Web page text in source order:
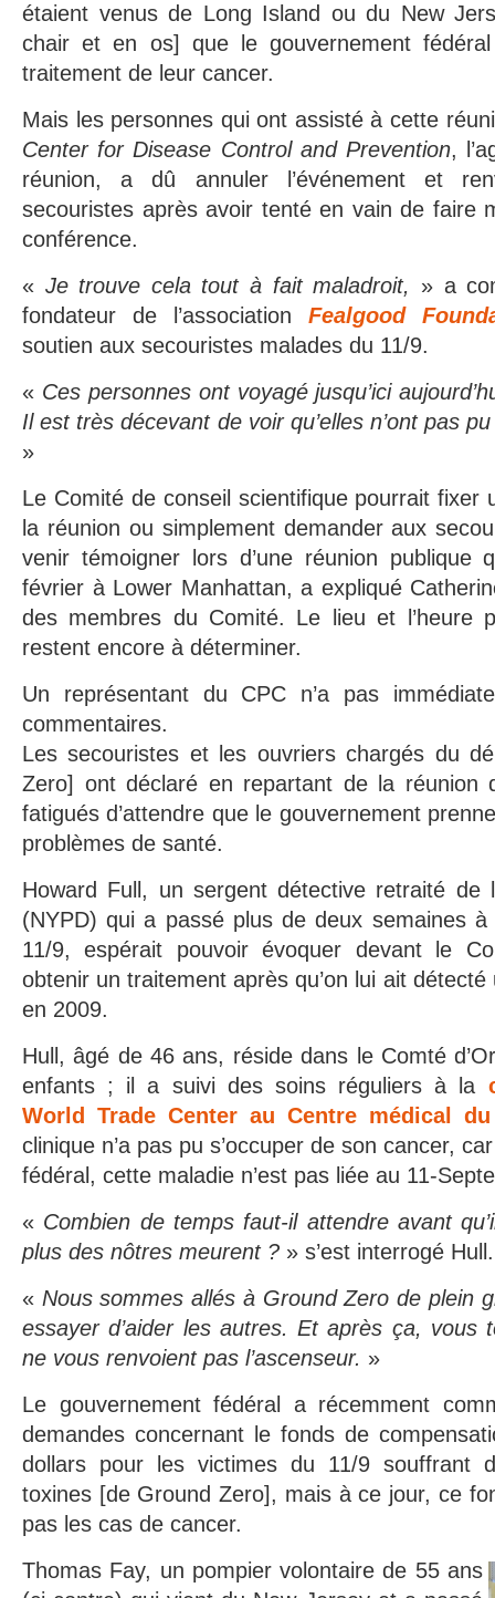
étaient venus de Long Island ou du New
chair et en os] que le gouvernement
traitement de leur cancer.
Mais les personnes qui ont assisté à cette
Center for Disease Control and Prevention,
réunion, a dû annuler l’événement et
secouristes après avoir tenté en vain de faire
conférence.
« Je trouve cela tout à fait maladroit, » a
fondateur de l’association Fealgood
soutien aux secouristes malades du 11/9.
« Ces personnes ont voyagé jusqu’ici
Il est très décevant de voir qu’elles n’ont pas
»
Le Comité de conseil scientifique pourrait fixer
la réunion ou simplement demander aux
venir témoigner lors d’une réunion
février à Lower Manhattan, a expliqué
des membres du Comité. Le lieu et l’heure
restent encore à déterminer.
Un représentant du CPC n’a pas
commentaires.
Les secouristes et les ouvriers chargés du
Zero] ont déclaré en repartant de la réunion
fatigués d’attendre que le gouvernement
problèmes de santé.
Howard Full, un sergent détective retraité de
(NYPD) qui a passé plus de deux semaines
11/9, espérait pouvoir évoquer devant le
obtenir un traitement après qu’on lui ait
en 2009.
Hull, âgé de 46 ans, réside dans le Comté
enfants ; il a suivi des soins réguliers à la
World Trade Center au Centre médical
clinique n’a pas pu s’occuper de son cancer,
fédéral, cette maladie n’est pas liée au 11-
« Combien de temps faut-il attendre avant
plus des nôtres meurent ? » s’est interrogé Hull.
« Nous sommes allés à Ground Zero de plein
essayer d’aider les autres. Et après ça, vous
ne vous renvoient pas l’ascenseur. »
Le gouvernement fédéral a récemment
demandes concernant le fonds de
dollars pour les victimes du 11/9 souffrant
toxines [de Ground Zero], mais à ce jour, ce
pas les cas de cancer.
Thomas Fay, un pompier volontaire de 55 ans